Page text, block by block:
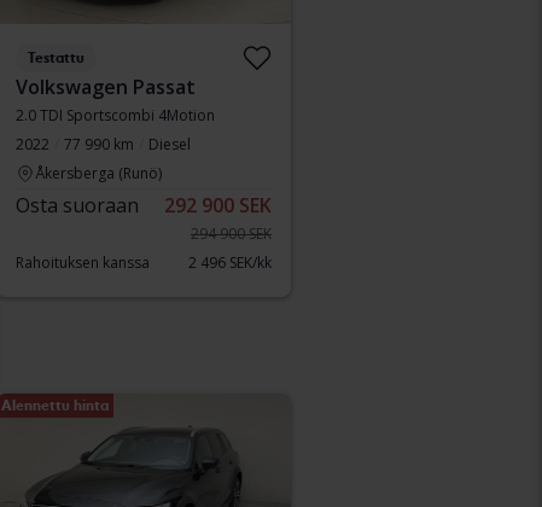
Testattu
Volkswagen Passat
2.0 TDI Sportscombi 4Motion
2022
77 990 km
Diesel
Åkersberga (Runö)
Osta suoraan 292 900 SEK
294 900 SEK
Rahoituksen kanssa
2 496 SEK/kk
Alennettu hinta